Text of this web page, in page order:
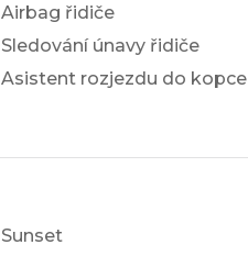
Airbag řidiče
Sledování únavy řidiče
Asistent rozjezdu do kopce
Sunset